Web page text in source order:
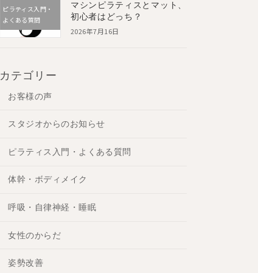
ピラティス入門・
よくある質問
マシンピラティスとマット、
初心者はどっち？
2026年7月16日
カテゴリー
お客様の声
スタジオからのお知らせ
ピラティス入門・よくある質問
体幹・ボディメイク
呼吸・自律神経・睡眠
女性のからだ
姿勢改善